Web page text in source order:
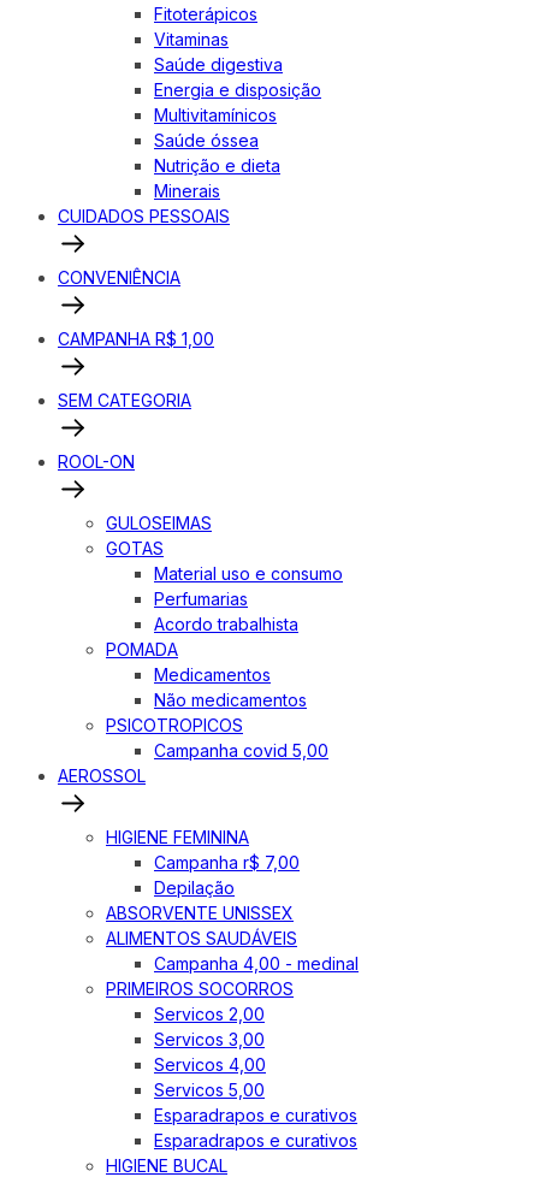
Fitoterápicos
Vitaminas
Saúde digestiva
Energia e disposição
Multivitamínicos
Saúde óssea
Nutrição e dieta
Minerais
CUIDADOS PESSOAIS
CONVENIÊNCIA
CAMPANHA R$ 1,00
SEM CATEGORIA
ROOL-ON
GULOSEIMAS
GOTAS
Material uso e consumo
Perfumarias
Acordo trabalhista
POMADA
Medicamentos
Não medicamentos
PSICOTROPICOS
Campanha covid 5,00
AEROSSOL
HIGIENE FEMININA
Campanha r$ 7,00
Depilação
ABSORVENTE UNISSEX
ALIMENTOS SAUDÁVEIS
Campanha 4,00 - medinal
PRIMEIROS SOCORROS
Servicos 2,00
Servicos 3,00
Servicos 4,00
Servicos 5,00
Esparadrapos e curativos
Esparadrapos e curativos
HIGIENE BUCAL